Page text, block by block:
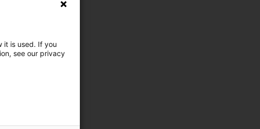
it is used. If you
see our privacy